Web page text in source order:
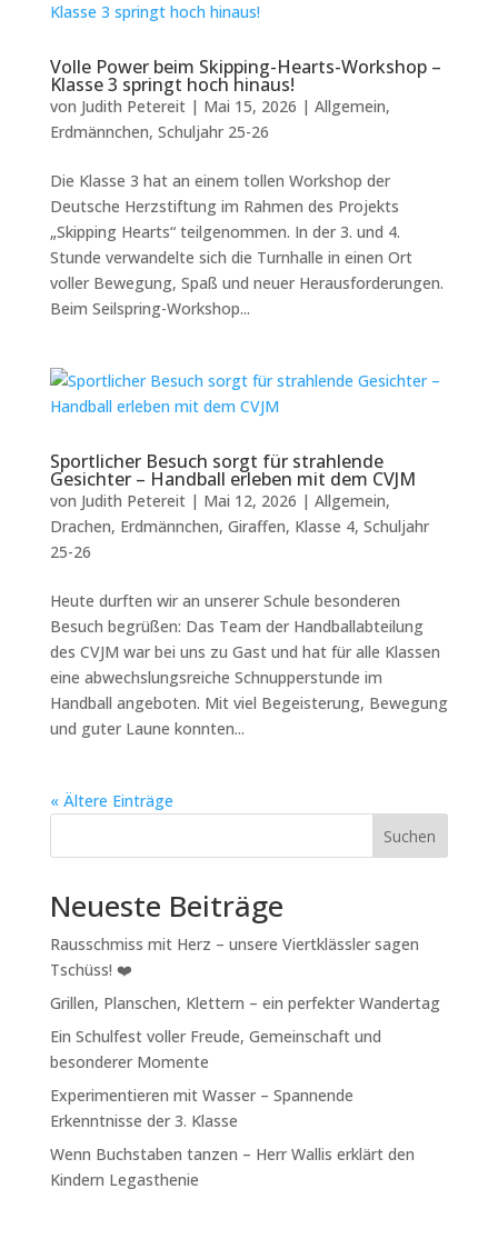
Volle Power beim Skipping-Hearts-Workshop –
Klasse 3 springt hoch hinaus!
von Judith Petereit| Mai 15, 2026 | Allgemein,
Erdmännchen, Schuljahr 25-26
Die Klasse 3 hat an einem tollen Workshop der
Deutsche Herzstiftung im Rahmen des Projekts
„Skipping Hearts“ teilgenommen. In der 3. und 4.
Stunde verwandelte sich die Turnhalle in einen Ort
voller Bewegung, Spaß und neuer Herausforderungen.
Beim Seilspring-Workshop...
Sportlicher Besuch sorgt für strahlende
Gesichter – Handball erleben mit dem CVJM
von Judith Petereit| Mai 12, 2026 | Allgemein,
Drachen, Erdmännchen, Giraffen, Klasse 4, Schuljahr
25-26
Heute durften wir an unserer Schule besonderen
Besuch begrüßen: Das Team der Handballabteilung
des CVJM war bei uns zu Gast und hat für alle Klassen
eine abwechslungsreiche Schnupperstunde im
Handball angeboten. Mit viel Begeisterung, Bewegung
und guter Laune konnten...
« Ältere Einträge
Suchen
Neueste Beiträge
Rausschmiss mit Herz – unsere Viertklässler sagen
Tschüss! ❤️
Grillen, Planschen, Klettern – ein perfekter Wandertag
Ein Schulfest voller Freude, Gemeinschaft und
besonderer Momente
Experimentieren mit Wasser – Spannende
Erkenntnisse der 3. Klasse
Wenn Buchstaben tanzen – Herr Wallis erklärt den
Kindern Legasthenie